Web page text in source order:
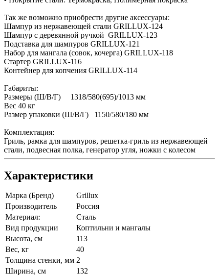
Так же возможно приобрести другие аксессуары:
Шампур из нержавеющей стали GRILLUX-124
Шампур с деревянной ручкой GRILLUX-123
Подставка для шампуров GRILLUX-121
Набор для мангала (совок, кочерга) GRILLUX-118
Стартер GRILLUX-116
Контейнер для копчения GRILLUX-114
Габариты:
Размеры (Ш/В/Г) 1318/580(695)/1013 мм
Вес 40 кг
Размер упаковки (Ш/В/Г) 1150/580/180 мм
Комплектация:
Гриль, рамка для шампуров, решетка-гриль из нержавеющей
стали, подвесная полка, генератор угля, ножки с колесом
Характеристики
Марка (Бренд)
Grillux
Производитель
Россия
Материал:
Сталь
Вид продукции
Коптильни и мангалы
Высота, см
113
Вес, кг
40
Толщина стенки, мм 2
Ширина, см
132